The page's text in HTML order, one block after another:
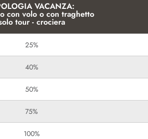
VACANZA:
con volo o con traghetto
tour - crociera
25%
40%
50%
75%
100%